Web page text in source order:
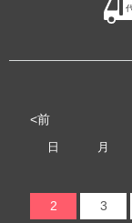
<前
日 月
2 3